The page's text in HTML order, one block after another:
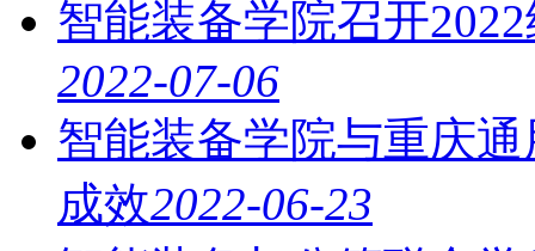
智能装备学院召开
2022-07-06
智能装备学院与重庆
成效2022-06-23